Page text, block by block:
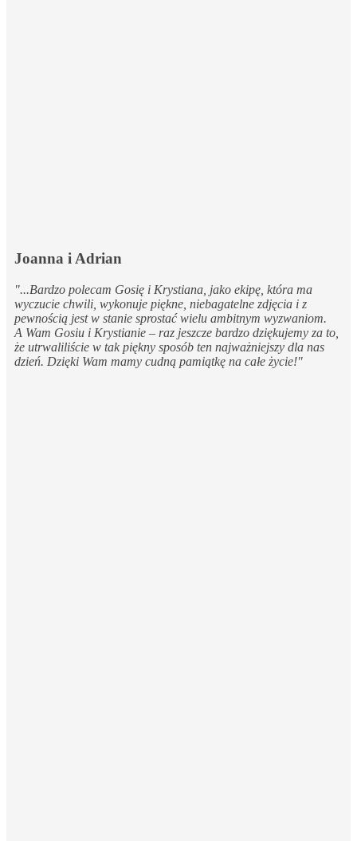
Joanna i Adrian
"...Bardzo polecam Gosię i Krystiana, jako ekipę, która ma
wyczucie chwili, wykonuje piękne, niebagatelne zdjęcia i z
pewnością jest w stanie sprostać wielu ambitnym wyzwaniom.
A Wam Gosiu i Krystianie – raz jeszcze bardzo dziękujemy za to,
że utrwaliliście w tak piękny sposób ten najważniejszy dla nas
dzień. Dzięki Wam mamy cudną pamiątkę na całe życie!"